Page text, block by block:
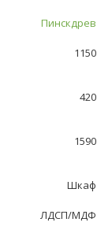
Пинскдрев
1150
420
1590
Шкаф
ЛДСП/МДФ